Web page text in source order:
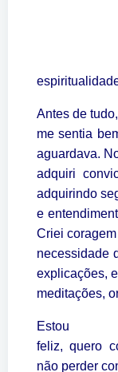
Antes de
me sentia
aguardava.
adquiri
adquirindo
e
Criei
necessidade
explicações,
meditações,
Estou
feliz, quero
não perder